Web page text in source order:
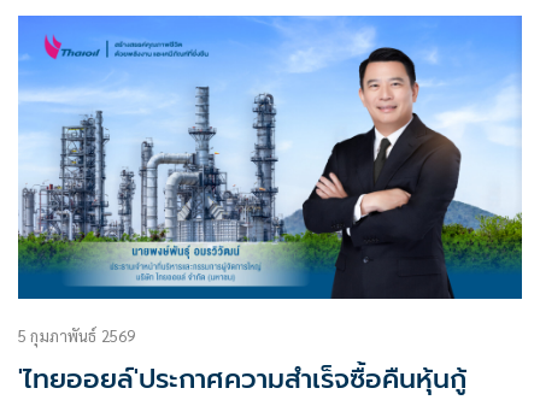
ลงทุนสถาบันและผู้ลงทุนรายใหญ่ เปิดทางเลือกให้กับผู้ลงทุนที่
สนใจลงทุนในองค์กรที่มีศักยภาพเติบโตอย่างยั่งยืน
5 กุมภาพันธ์ 2569
'ไทยออยล์'ประกาศความสำเร็จซื้อคืนหุ้นกู้